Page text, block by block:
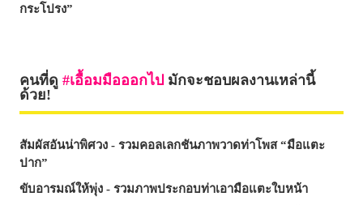
กระโปรง”
คนที่ดู เอื้อมมือออกไป มักจะชอบผลงานเหล่านี้
ด้วย!
สัมผัสอันน่าพิศวง - รวมคอลเลกชันภาพวาดท่าโพส “มือแตะ
ปาก”
ขับอารมณ์ให้พุ่ง - รวมภาพประกอบท่าเอามือแตะใบหน้า